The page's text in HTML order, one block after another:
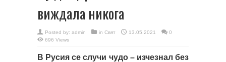
виждала никога
Posted by: admin in Свят 13.05.2021
0
696 Views
В Русия се случи чудо – изчезнал без